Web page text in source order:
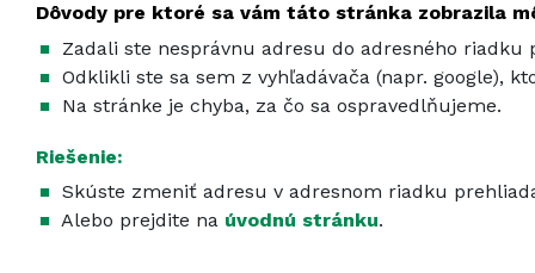
Dôvody pre ktoré sa vám táto stránka zobrazila
Zadali ste nesprávnu adresu do adresného riadku
Odklikli ste sa sem z vyhľadávača (napr. google),
Na stránke je chyba, za čo sa ospravedlňujeme.
Riešenie:
Skúste zmeniť adresu v adresnom riadku
Alebo prejdite na úvodnú stránku.